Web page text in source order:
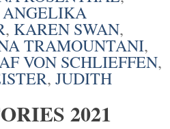
ANGELIKA
, KAREN SWAN,
TRAMOUNTANI,
VON SCHLIEFFEN,
, JUDITH
2021